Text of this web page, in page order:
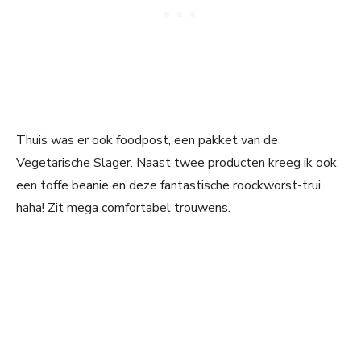
Thuis was er ook foodpost, een pakket van de
Vegetarische Slager. Naast twee producten kreeg ik ook
een toffe beanie en deze fantastische roockworst-trui,
haha! Zit mega comfortabel trouwens.